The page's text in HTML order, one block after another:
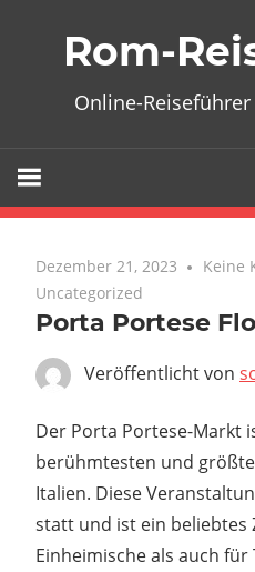
Rom-
Online-
Dezember 21, 2023
Keine
Uncategorized
Porta Portese
Veröffentlicht von
Der Porta Portese-Markt
berühmtesten und
Italien. Diese
statt und ist ein beliebtes
Einheimische als auch